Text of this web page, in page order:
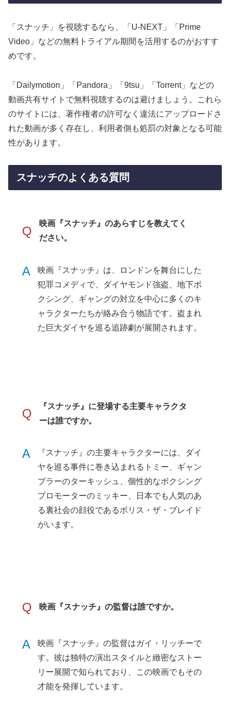
「スナッチ」を視聴するなら、「U-NEXT」「Prime
Video」などの無料トライアル期間を活用するのがおすす
めです。
「Dailymotion」「Pandora」「9tsu」「Torrent」などの
動画共有サイトで無料視聴するのは避けましょう。これら
のサイトには、著作権者の許可なく違法にアップロードさ
れた動画が多く存在し、利用者側も処罰の対象となる可能
性があります。
スナッチのよくある質問
Q
映画『スナッチ』のあらすじを教えてく
ださい。
A
映画『スナッチ』は、ロンドンを舞台にした
犯罪コメディで、ダイヤモンド強盗、地下ボ
クシング、ギャングの対立を中心に多くのキ
ャラクターたちが絡み合う物語です。盗まれ
た巨大ダイヤを巡る追跡劇が展開されます。
Q
『スナッチ』に登場する主要キャラクタ
ーは誰ですか。
A
『スナッチ』の主要キャラクターには、ダイ
ヤを巡る事件に巻き込まれるトミー、ギャン
ブラーのターキッシュ、個性的なボクシング
プロモーターのミッキー、日本でも人気のあ
る裏社会の顔役であるボリス・ザ・ブレイド
がいます。
Q 映画『スナッチ』の監督は誰ですか。
A
映画『スナッチ』の監督はガイ・リッチーで
す。彼は独特の演出スタイルと緻密なストー
リー展開で知られており、この映画でもその
才能を発揮しています。